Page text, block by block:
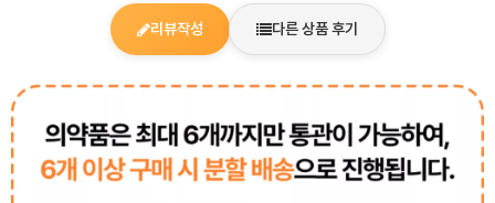
리뷰작성 다른 상품 후기